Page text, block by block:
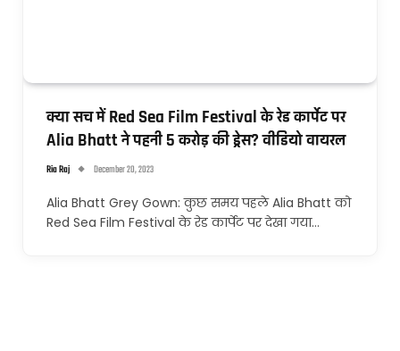
क्या सच में Red Sea Film Festival के रेड कार्पेट पर
Alia Bhatt ने पहनी 5 करोड़ की ड्रेस? वीडियो वायरल
Ria Raj December 20, 2023
Alia Bhatt Grey Gown: कुछ समय पहले Alia Bhatt को
Red Sea Film Festival के रेड कार्पेट पर देखा गया…